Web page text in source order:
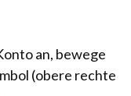
an, bewege
(obere rechte